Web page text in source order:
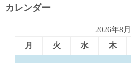
カレンダー
2026年8月
月
火 水 木